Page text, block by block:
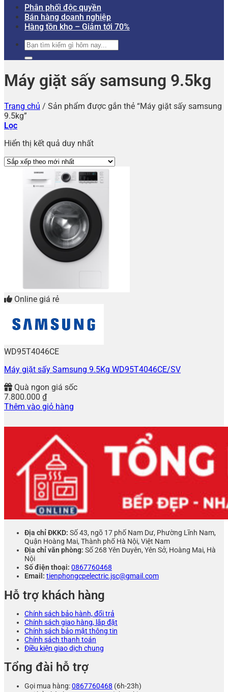
Phân phối độc quyền
Bán hàng doanh nghiệp
Hàng tồn kho – Giảm tới 70%
Tìm
kiếm:
Máy giặt sấy samsung 9.5kg
Trang chủ / Sản phẩm được gắn thẻ “Máy giặt sấy samsung
9.5kg”
Lọc
Hiển thị kết quả duy nhất
Online giá rẻ
WD95T4046CE
Máy giặt sấy Samsung 9.5Kg WD95T4046CE/SV
Quà ngon giá sốc
7.800.000 ₫
Thêm vào giỏ hàng
Địa chỉ ĐKKD: Số 43, ngõ 17 phố Nam Dư, Phường Lĩnh Nam,
Quận Hoàng Mai, Thành phố Hà Nội, Việt Nam
Địa chỉ văn phòng: Số 268 Yên Duyên, Yên Sở, Hoàng Mai, Hà
Nội
Số điện thoại: 0867760468
Email: tienphongcpelectric.jsc@gmail.com
Hỗ trợ khách hàng
Chính sách bảo hành, đổi trả
Chính sách giao hàng, lắp đặt
Chính sách bảo mật thông tin
Chính sách thanh toán
Điều kiện giao dịch chung
Tổng đài hỗ trợ
Gọi mua hàng:0867760468 (6h-23h)